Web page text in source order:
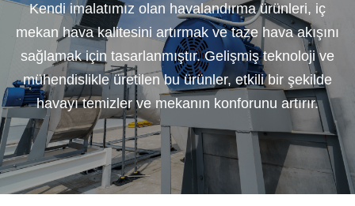
Kendi imalatımız olan havalandırma ürünleri, iç
mekan hava kalitesini artırmak ve taze hava akışını
sağlamak için tasarlanmıştır. Gelişmiş teknoloji ve
mühendislikle üretilen bu ürünler, etkili bir şekilde
havayı temizler ve mekanın konforunu artırır.